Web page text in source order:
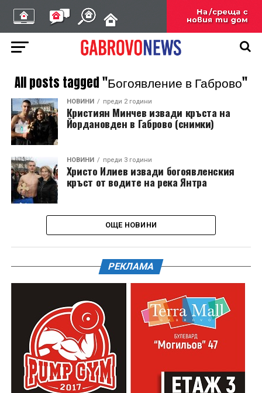
All posts tagged "Богоявление в Габрово"
НОВИНИ преди 2 години
Кристиян Минчев извади кръста на
Йордановден в Габрово (снимки)
НОВИНИ преди 3 години
Христо Илиев извади богоявленския
кръст от водите на река Янтра
ОЩЕ НОВИНИ
РЕКЛАМА